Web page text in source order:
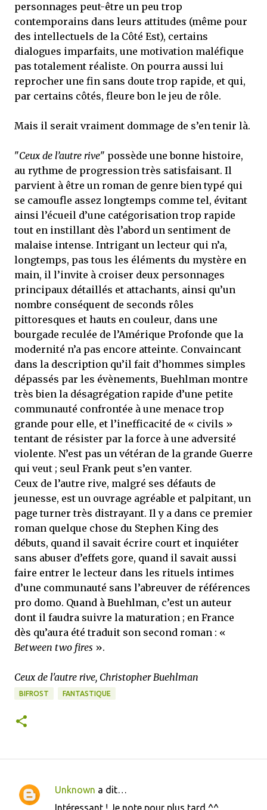
personnages peut-être un peu trop
contemporains dans leurs attitudes (même pour
des intellectuels de la Côté Est), certains
dialogues imparfaits, une motivation maléfique
pas totalement réaliste. On pourra aussi lui
reprocher une fin sans doute trop rapide, et qui,
par certains côtés, fleure bon le jeu de rôle.
Mais il serait vraiment dommage de s’en tenir là.
"Ceux de l’autre rive" possède une bonne histoire,
au rythme de progression très satisfaisant. Il
parvient à être un roman de genre bien typé qui
se camoufle assez longtemps comme tel, évitant
ainsi l’écueil d’une catégorisation trop rapide
tout en instillant dès l’abord un sentiment de
malaise intense. Intrigant un lecteur qui n’a,
longtemps, pas tous les éléments du mystère en
main, il l’invite à croiser deux personnages
principaux détaillés et attachants, ainsi qu’un
nombre conséquent de seconds rôles
pittoresques et hauts en couleur, dans une
bourgade reculée de l’Amérique Profonde que la
modernité n’a pas encore atteinte. Convaincant
dans la description qu’il fait d’hommes simples
dépassés par les évènements, Buehlman montre
très bien la désagrégation rapide d’une petite
communauté confrontée à une menace trop
grande pour elle, et l’inefficacité de « civils »
tentant de résister par la force à une adversité
violente. N’est pas un vétéran de la grande Guerre
qui veut ; seul Frank peut s’en vanter.
Ceux de l’autre rive, malgré ses défauts de
jeunesse, est un ouvrage agréable et palpitant, un
page turner très distrayant. Il y a dans ce premier
roman quelque chose du Stephen King des
débuts, quand il savait écrire court et inquiéter
sans abuser d’effets gore, quand il savait aussi
faire entrer le lecteur dans les rituels intimes
d’une communauté sans l’abreuver de références
pro domo. Quand à Buehlman, c’est un auteur
dont il faudra suivre la maturation ; en France
dès qu’aura été traduit son second roman : «
Between two fires ».
Ceux de l'autre rive, Christopher Buehlman
BIFROST FANTASTIQUE
C
Unknown a dit…
Intéressant ! Je note pour plus tard ^^